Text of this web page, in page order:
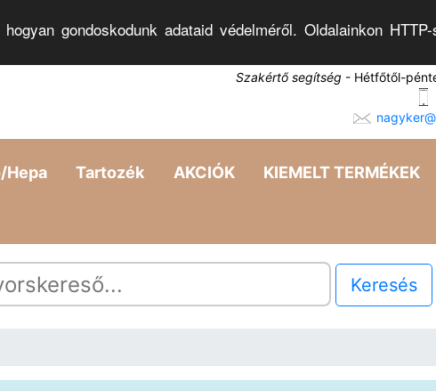
hogyan gondoskodunk adataid védelméről. Oldalainkon
Szakértő segítség - Hétfőtől-
Hepa Tartozék AKCIÓK KIEMELT TERMÉKEK
Keresés